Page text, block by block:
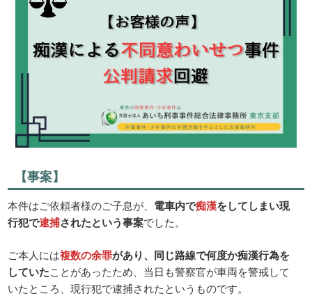
【事案】
本件はご依頼者様のご子息が、 電車内で痴漢をしてしまい現
行犯で逮捕されたという事案でした。
ご本人には複数の余罪があり、同じ路線で何度か痴漢行為を
していたことがあったため、当日も警察官が車両を警戒して
いたところ、現行犯で逮捕されたというものです。